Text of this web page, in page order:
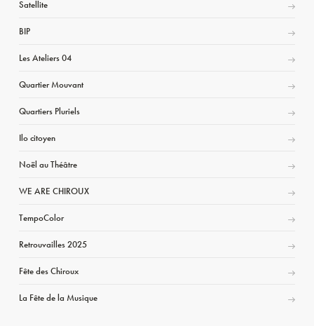
Satellite
BIP
Les Ateliers 04
Quartier Mouvant
Quartiers Pluriels
Ilo citoyen
Noël au Théâtre
WE ARE CHIROUX
TempoColor
Retrouvailles 2025
Fête des Chiroux
La Fête de la Musique